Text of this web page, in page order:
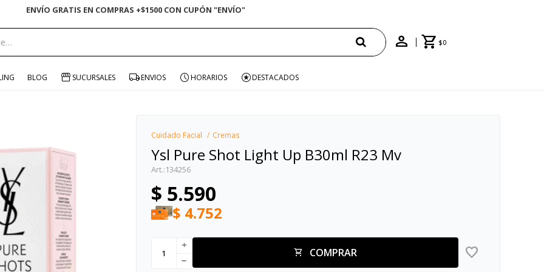
ENVÍO GRATIS EN COMPRAS +$1500 CON CUPÓN "ENVÍO"
$0
BLOG SUCURSALES ENVIOS HORARIOS DESTACADOS
Cuidado Facial Cremas
Ysl Pure Shot Light Up B30ml R23 Mv
134256
$ 5.590
$ 4.752
COMPRAR
add
remove